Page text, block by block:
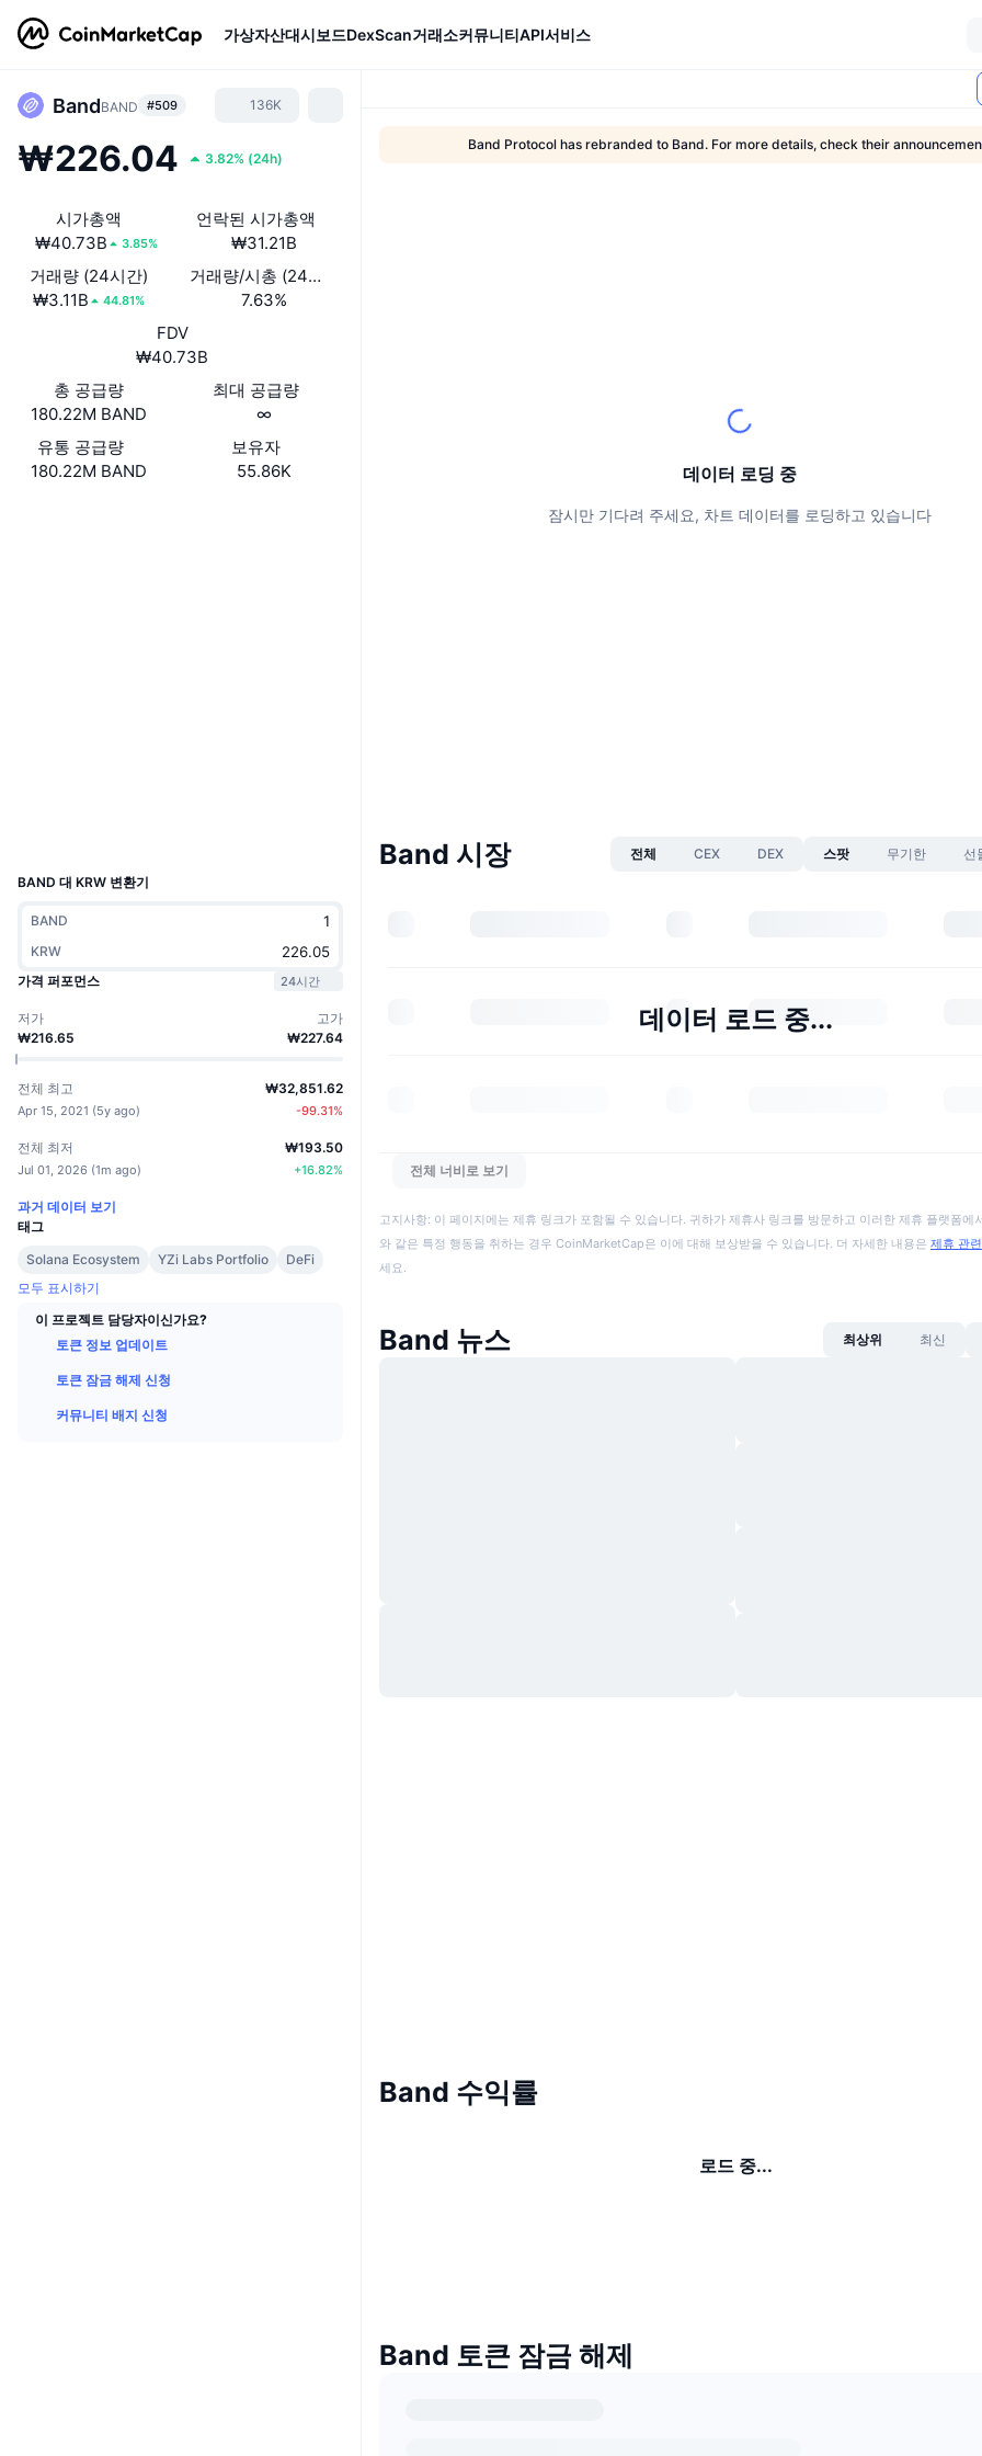
가상자산대시보드DexScan거래소커뮤니티API서비스
BandBAND #509 136K
₩226.04 3.82% (24h)
시가총액
₩40.73B
3.85%
언락된 시가총액
₩31.21B
거래량 (24시간)
₩3.11B
44.81%
거래량/시총 (24시간)
7.63%
FDV
₩40.73B
총 공급량
180.22M BAND
최대 공급량
∞
유통 공급량
180.22M BAND
보유자
55.86K
BAND 대 KRW 변환기
BAND
KRW
가격 퍼포먼스
24시간
저가
₩216.65
고가
₩227.64
전체 최고
Apr 15, 2021 (5y ago)
₩32,851.62
-99.31%
전체 최저
Jul 01, 2026 (1m ago)
₩193.50
+16.82%
과거 데이터 보기
태그
Solana Ecosystem
YZi Labs Portfolio
DeFi
모두 표시하기
이 프로젝트 담당자이신가요?
토큰 정보 업데이트
토큰 잠금 해제 신청
커뮤니티 배지 신청
Band Protocol has rebranded to Band. For more details, check their
데이터 로딩 중
잠시만 기다려 주세요, 차트 데이터를 로딩하고 있습니다
Band 시장 전체 CEX DEX 스팟 무기한 선
데이터 로드 중...
전체 너비로 보기
고지사항: 이 페이지에는 제휴 링크가 포함될 수 있습니다. 귀하가 제휴사 링크를 방문하고 이러한 제휴 플랫폼에
와 같은 특정 행동을 취하는 경우 CoinMarketCap은 이에 대해 보상받을 수 있습니다. 더 자세한 내용은 제휴 관
세요.
Band 뉴스 최상위 최신
Band 수익률
로드 중...
Band 토큰 잠금 해제